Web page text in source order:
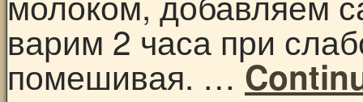
варим 2 часа при
помешивая. …